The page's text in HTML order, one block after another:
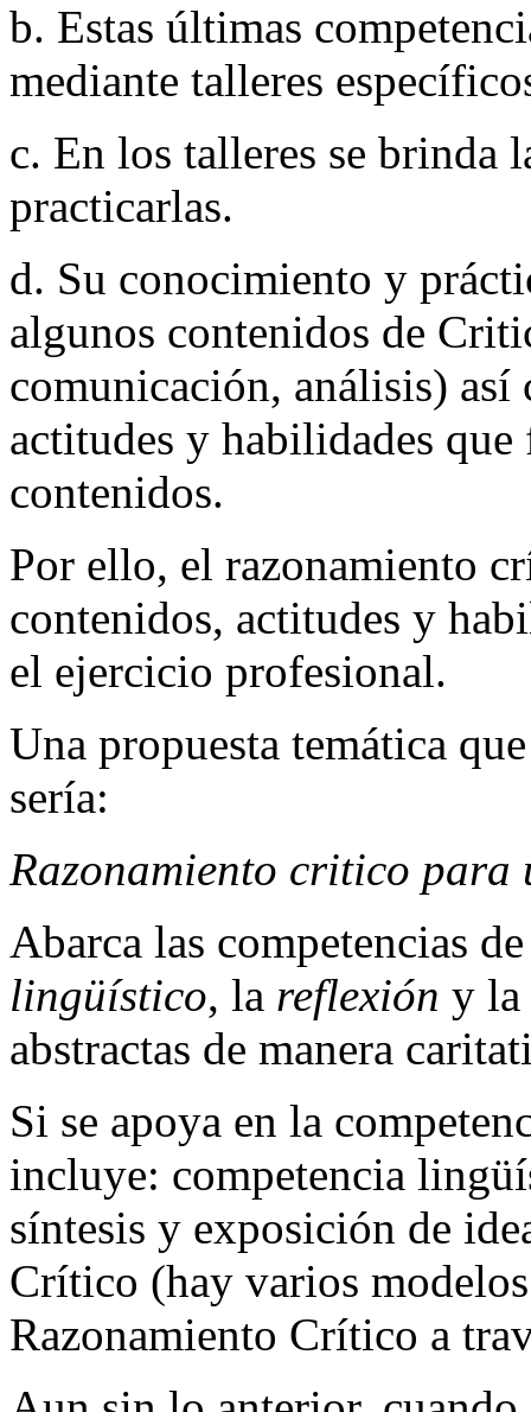
b. Estas últimas
mediante talleres
c. En los talleres se brinda
practicarlas.
d. Su conocimiento y
algunos contenidos de
comunicación, análisis) así
actitudes y habilidades
contenidos.
Por ello, el razonamiento
contenidos, actitudes y
el ejercicio profesional.
Una propuesta temática
sería:
Razonamiento critico para
Abarca las competencias
lingüístico, la reflexión y la
abstractas de manera
Si se apoya en la
incluye: competencia
síntesis y exposición de
Crítico (hay varios
Razonamiento Crítico a